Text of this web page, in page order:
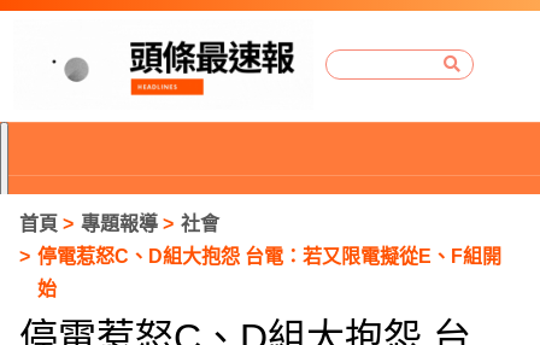
首頁 專題報導
社會
停電惹怒C、D組大抱怨 台電：若又限電擬從E、F組開
始